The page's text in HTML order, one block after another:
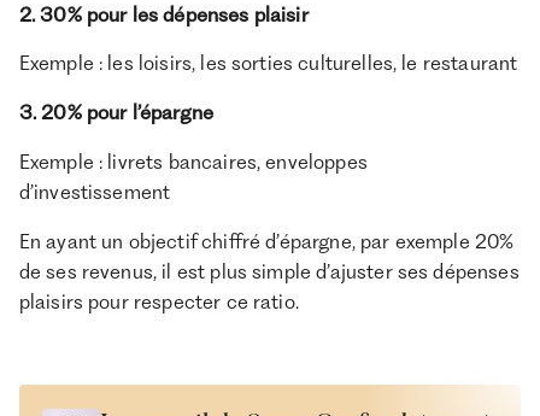
2. 30% pour les dépenses plaisir
Exemple : les loisirs, les sorties culturelles, le restaurant
3. 20% pour l’épargne
Exemple : livrets bancaires, enveloppes
d’investissement
En ayant un objectif chiffré d’épargne, par exemple 20%
de ses revenus, il est plus simple d’ajuster ses dépenses
plaisirs pour respecter ce ratio.